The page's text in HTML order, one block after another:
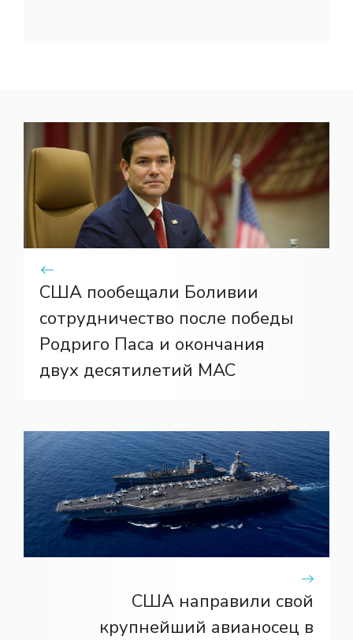
США пообещали Боливии
сотрудничество после победы
Родриго Паса и окончания
двух десятилетий МАС
США направили свой
крупнейший авианосец в